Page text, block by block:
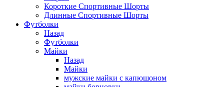
Короткие Спортивные Шорты
Длинные Спортивные Шорты
Футболки
Назад
Футболки
Майки
Назад
Майки
мужские майки с капюшоном